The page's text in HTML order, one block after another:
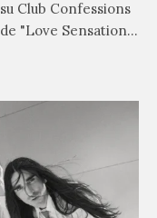
Club Confessions
"Love Sensation",